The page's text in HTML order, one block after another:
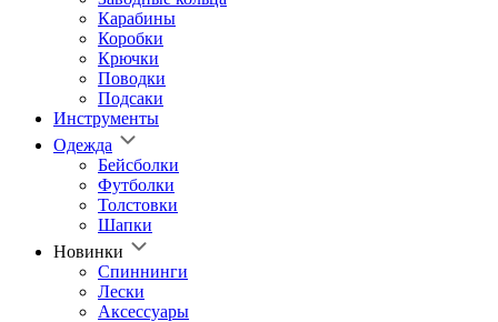
Карабины
Коробки
Крючки
Поводки
Подсаки
Инструменты
Одежда
Бейсболки
Футболки
Толстовки
Шапки
Новинки
Спиннинги
Лески
Аксессуары